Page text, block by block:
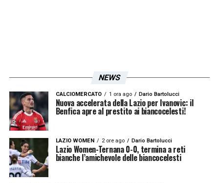
NEWS
CALCIOMERCATO 1 ora ago Dario Bartolucci
Nuova accelerata della Lazio per Ivanovic: il
Benfica apre al prestito ai biancocelesti!
LAZIO WOMEN 2 ore ago Dario Bartolucci
Lazio Women-Ternana 0-0, termina a reti
bianche l’amichevole delle biancocelesti